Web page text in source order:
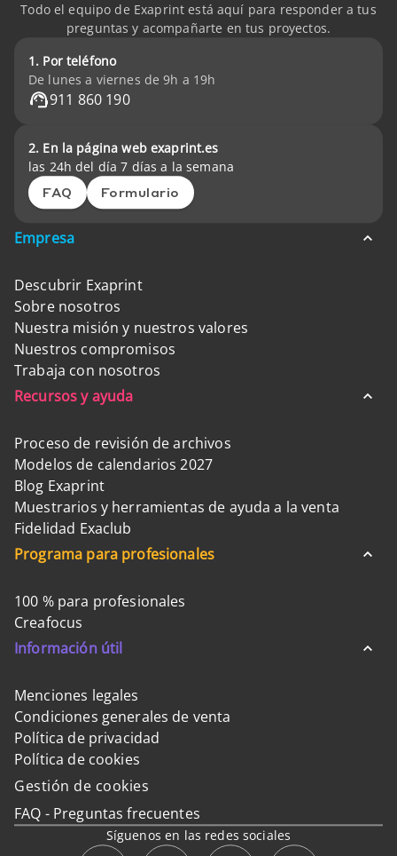
Todo el equipo de Exaprint está aquí para responder a tus
preguntas y acompañarte en tus proyectos.
1. Por teléfono
De lunes a viernes de 9h a 19h
911 860 190
2. En la página web exaprint.es
las 24h del día 7 días a la semana
FAQ Formulario
Empresa
Descubrir Exaprint
Sobre nosotros
Nuestra misión y nuestros valores
Nuestros compromisos
Trabaja con nosotros
Recursos y ayuda
Proceso de revisión de archivos
Modelos de calendarios 2027
Blog Exaprint
Muestrarios y herramientas de ayuda a la venta
Fidelidad Exaclub
Programa para profesionales
100 % para profesionales
Creafocus
Información útil
Menciones legales
Condiciones generales de venta
Política de privacidad
Política de cookies
Gestión de cookies
FAQ - Preguntas frecuentes
Síguenos en las redes sociales